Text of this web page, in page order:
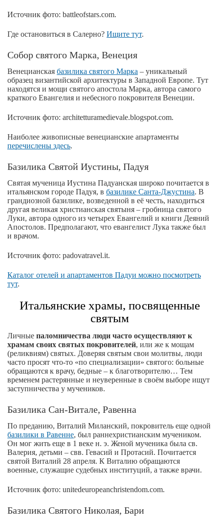
Источник фото: battleofstars.com.
Где остановиться в Салерно? Ищите тут.
Собор святого Марка, Венеция
Венецианская базилика святого Марка – уникальный
образец византийской архитектуры в Западной Европе. Тут
находятся и мощи святого апостола Марка, автора самого
краткого Евангелия и небесного покровителя Венеции.
Источник фото: architetturamedievale.blogspot.com.
Наиболее живописные венецианские апартаменты
перечислены здесь.
Базилика Святой Иустины, Падуя
Святая мученица Иустина Падуанская широко почитается в
итальянском городе Падуя, в базилике Санта-Джустина. В
грандиозной базилике, возведенной в её честь, находиться
другая великая христианская святыня – гробница святого
Луки, автора одного из четырех Евангелий и книги Деяний
Апостолов. Предполагают, что евангелист Лука также был
и врачом.
Источник фото: padovatravel.it.
Каталог отелей и апартаментов Падуи можно посмотреть
тут.
Итальянские храмы, посвященные
святым
Личные паломничества люди часто осуществляют к
храмам своих святых покровителей, или же к мощам
(реликвиям) святых. Доверяя святым свои молитвы, люди
часто просят что-то «по специализации» святого: больные
обращаются к врачу, бедные – к благотворителю… Тем
временем растерянные и неуверенные в своём выборе ищут
заступничества у мучеников.
Базилика Сан-Витале, Равенна
По преданию, Виталий Миланский, покровитель еще одной
базилики в Равенне, был раннехристианским мучеником.
Он мог жить еще в 1 веке н. э. Женой мученика была св.
Валерия, детьми – свв. Гевасий и Протасий. Почитается
святой Виталий 28 апреля. К Виталию обращаются
военные, служащие судебных институций, а также врачи.
Источник фото: unitedeuropeanchristendom.com.
Базилика Святого Николая, Бари